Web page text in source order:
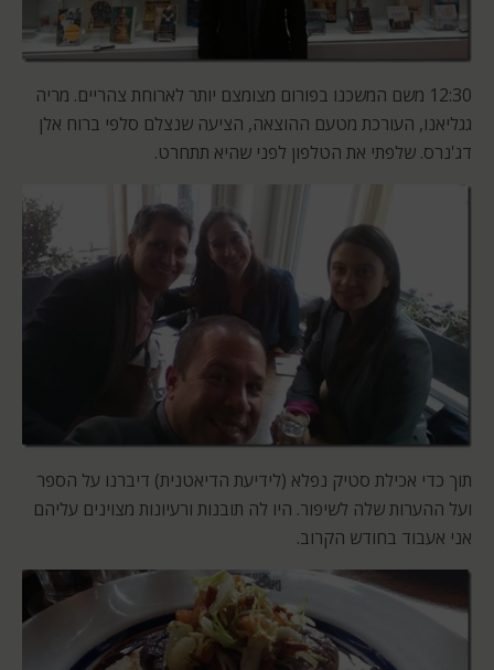
12:30 משם המשכנו בפורום מצומצם יותר לארוחת צהריים. מריה
גגליאנו, העורכת מטעם ההוצאה, הציעה שנצלם סלפי ברוח אלן
דג'נרס. שלפתי את הטלפון לפני שהיא תתחרט.
תוך כדי אכילת סטיק נפלא (לידיעת הדיאטנית) דיברנו על הספר
ועל ההערות שלה לשיפור. היו לה תובנות ורעיונות מצוינים עליהם
אני אעבוד בחודש הקרוב.